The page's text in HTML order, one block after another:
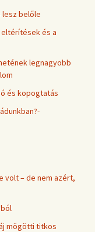
lesz belőle
eltérítések és a
legnagyobb
és kopogtatás
volt – de nem azért,
mögötti titkos